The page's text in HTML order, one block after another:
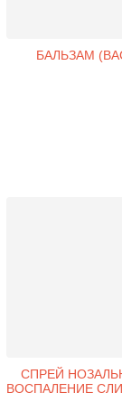
БАЛЬЗАМ
СПРЕЙ
ВОСПАЛЕНИЕ